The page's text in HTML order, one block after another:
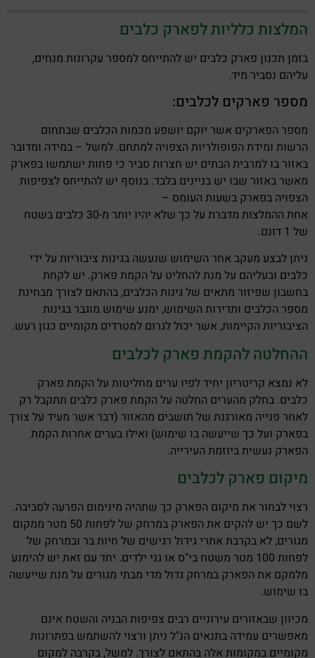
המלצות כלליות לפארק כלבים
בזמן תכנון פארק כלבים יש להתייחס למספר עקרונות מנחים,
עליהם נסביר מיד.
מספר פארקים לכלבים:
מספר הפארקים אשר יוקם יושפע מכמות הכלבים שבתחום
הרשות ומידת הפופולריות הצפויה למתחם. למשל – במידה ומדובר
באזור בו למרבית הבתים יש חצרות סביר כי פחות ישתמשו בפארק
מאשר באזור שבו יש בניינים בלבד. בנוסף יש להתייחס לצפיפות
הצפויה בפארק בשעות העומס –
אחת ההמלצות מדברת על כך שלא יהיו יותר מ-30 כלבים בשטח
של 1 דונם.
ניתן לבצע מעקב אחר השימוש שנעשה בגינות ציבוריות על ידי
כלבים ובעליהם על מנת להחליט על הקמת פארק. יש לקחת
בחשבון שפיזור מתאים של גינות הכלבים, בהתאם לצורך מבחינת
מספר הכלבים ותדירות השימוש, ימנע שימוש מוגבר בגינות
הציבוריות הקיימות, אשר יכול לגרום למטרדים מקומיים כגון רעש.
ההחלטה להקמת פארק לכלבים
לא נמצא קריטריון יחיד לפיו ערים מחליטות על הקמת פארק
כלבים. בחלק מהערים החלטה על הקמת פארק כלבים תתקבל רק
לאחר פנייה מאורגנת של תושבים מהאזור (דבר אשר מעיד על צורך
בפארק ועל כך שייעשה בו שימוש) ואילו בערים אחרות הקמת
הפארק נעשית ביוזמת העירייה.
מיקום פארק לכלבים
רצוי לבחור את מיקום הפארק כך שתהיה מינימום הפרעה לסביבה.
לשם כך יש להקים את הפארק במרחק של לפחות 50 מטר ממקום
מגורים, לא בקרבת אתרי גידול רגישים של חיות בר ובמרחק של
לפחות 100 מטר משטח בי"ס או גני ילדים. יחד עם זאת יש להימנע
מלמקם את הפארק במרחק גדול מדי מבתי מגורים על מנת שייעשה
בו שימוש.
מכיוון שבאזורים עירוניים רבים צפיפות הבניה והשטח אינם
מאפשרים עמידה בתנאים הנ"ל ניתן ורצוי להשתמש בפתרונות
מקומיים במקומות אלה בהתאם לצורך. למשל, בקרבה למקום